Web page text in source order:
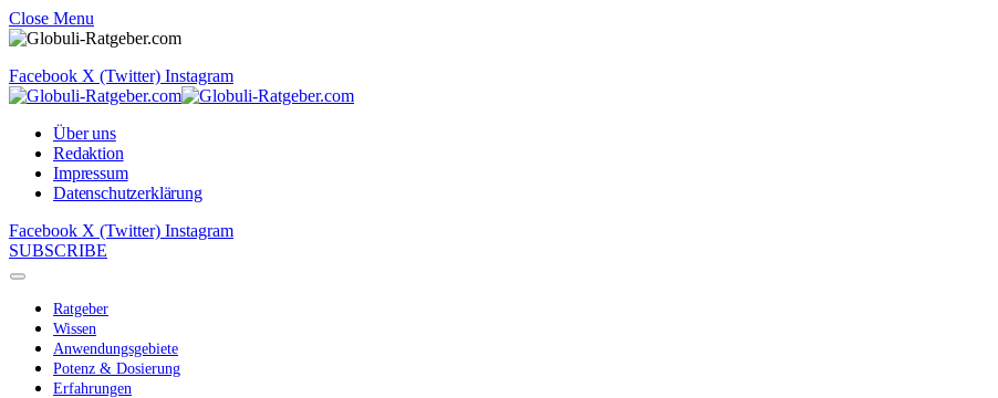
Close Menu
Facebook X (Twitter) Instagram
Über uns
Redaktion
Impressum
Datenschutzerklärung
Facebook X (Twitter) Instagram
SUBSCRIBE
Ratgeber
Wissen
Anwendungsgebiete
Potenz & Dosierung
Erfahrungen